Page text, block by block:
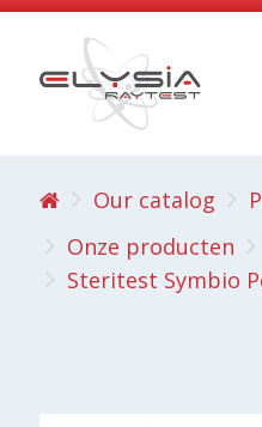
Our catalog
Onze producten
Steritest Symbio